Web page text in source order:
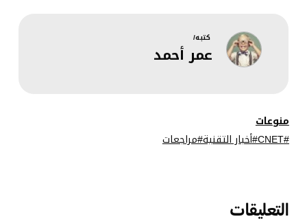
يناير
كتبه/
عمر أحمد
منوعات
CNET أخبار التقنية مراجعات
التعليقات